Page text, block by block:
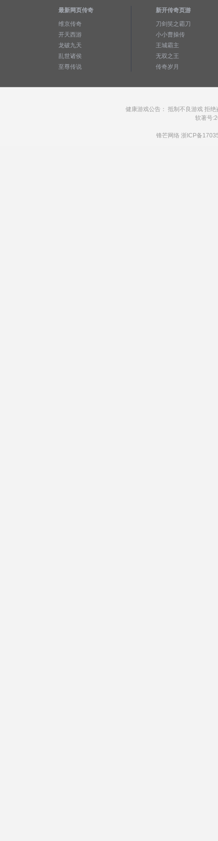
最新网页传奇
维京传奇
开天西游
龙破九天
乱世诸侯
至尊传说
新开传奇页游
刀剑笑之霸刀
小小曹操传
王城霸主
无双之王
传奇岁月
健康游戏公告： 抵制不良游戏 拒
软著号
锋芒网络 浙ICP备